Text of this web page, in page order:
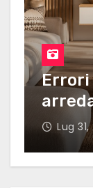
Errori
Lug